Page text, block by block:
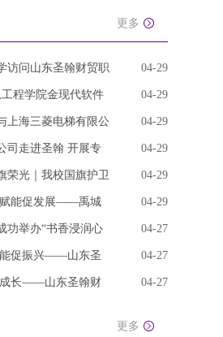
更多
访问山东圣翰财贸职 04-29
程学院金现代软件 04-29
上海三菱电梯有限公 04-29
司走进圣翰 开展专 04-29
荣光｜我校国旗护卫 04-29
赋能促发展——禹城 04-29
功举办“书香浸润心 04-27
能促振兴——山东圣 04-27
成长——山东圣翰财 04-27
更多